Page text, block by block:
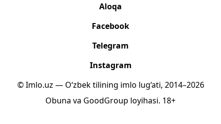
Aloqa
Facebook
Telegram
Instagram
© Imlo.uz — O‘zbek tilining imlo lug‘ati, 2014–2026
Obuna va GoodGroup loyihasi. 18+